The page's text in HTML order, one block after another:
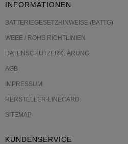
INFORMATIONEN
BATTERIEGESETZHINWEISE (BATTG)
WEEE / ROHS RICHTLINIEN
DATENSCHUTZERKLÄRUNG
AGB
IMPRESSUM
HERSTELLER-LINECARD
SITEMAP
KUNDENSERVICE